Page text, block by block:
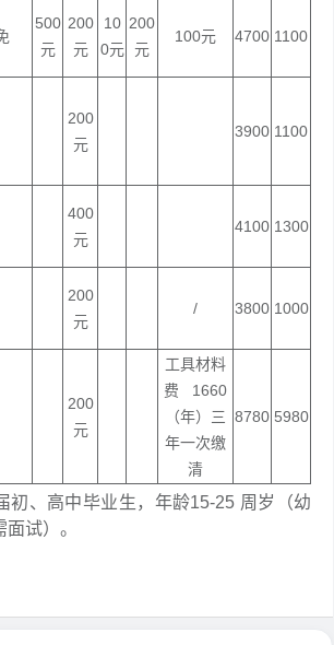
500
元
200
元
10
0元
200
元
100元 4700 1100
200
元
3900 1100
400
元
4100 1300
200
元
/ 3800 1000
200
元
工具材料
费 1660
（年）三
年一次缴
清
8780 5980
初、高中毕业生，年龄15-25 周岁（幼
试）。